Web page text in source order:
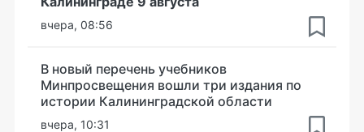
вчера, 08:56
В новый перечень учебников
Минпросвещения вошли три издания по
истории Калининградской области
вчера, 10:31